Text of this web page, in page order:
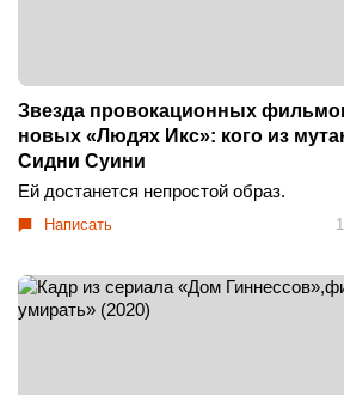
Звезда провокационных
новых «Людях Икс»: кого из
Cидни Суини
Ей достанется непростой образ.
Написать